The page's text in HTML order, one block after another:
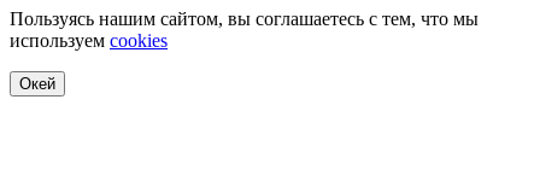
Пользуясь нашим сайтом, вы соглашаетесь с тем, что мы
используем cookies
Окей